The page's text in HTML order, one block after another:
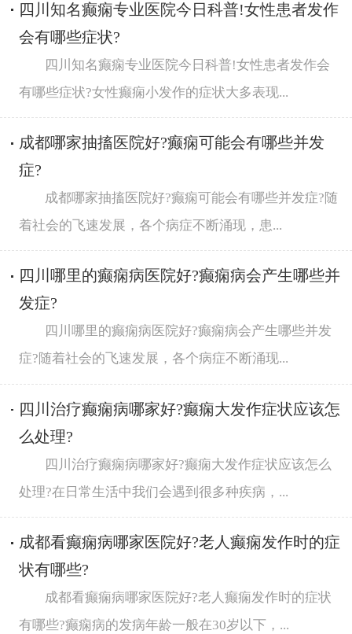
四川知名癫痫专业医院今日科普!女性患者发作
会有哪些症状?
四川知名癫痫专业医院今日科普!女性患者发作会
有哪些症状?女性癫痫小发作的症状大多表现...
成都哪家抽搐医院好?癫痫可能会有哪些并发
症?
成都哪家抽搐医院好?癫痫可能会有哪些并发症?随
着社会的飞速发展，各个病症不断涌现，患...
四川哪里的癫痫病医院好?癫痫病会产生哪些并
发症?
四川哪里的癫痫病医院好?癫痫病会产生哪些并发
症?随着社会的飞速发展，各个病症不断涌现...
四川治疗癫痫病哪家好?癫痫大发作症状应该怎
么处理?
四川治疗癫痫病哪家好?癫痫大发作症状应该怎么
处理?在日常生活中我们会遇到很多种疾病，...
成都看癫痫病哪家医院好?老人癫痫发作时的症
状有哪些?
成都看癫痫病哪家医院好?老人癫痫发作时的症状
有哪些?癫痫病的发病年龄一般在30岁以下，...